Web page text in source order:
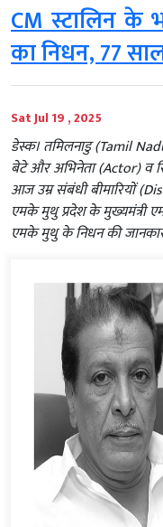
CM स्टालिन के
का निधन, 77
Sat Jul 19 , 2025
डेस्क। तमिलनाडु (Tamil
बेटे और अभिनेता (Actor) व
आज उम्र संबंधी बीमारियों
एमके मुथु प्रदेश के मुख्यमंत्री
एमके मुथु के निधन की